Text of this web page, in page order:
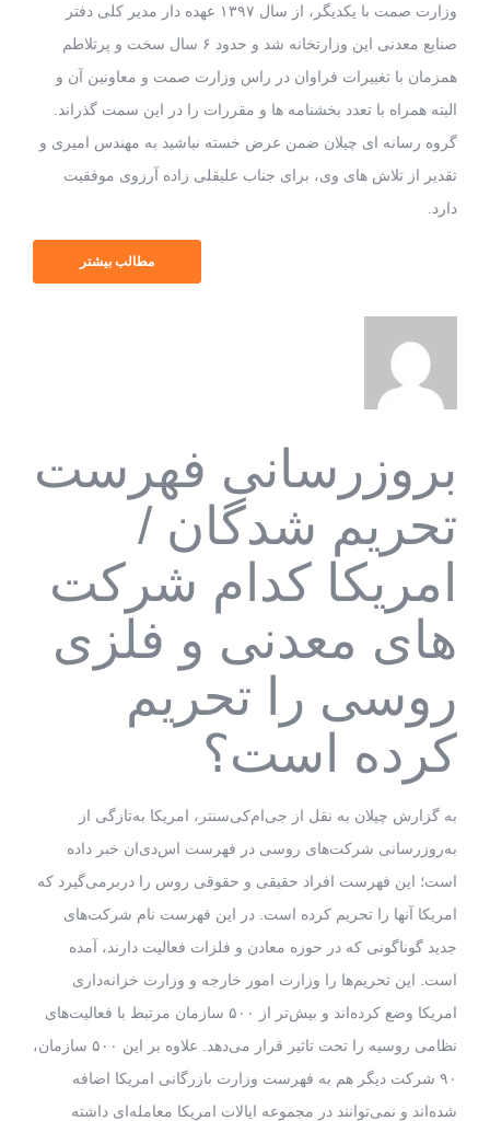
وزارت صمت با یکدیگر، از سال ۱۳۹۷ عهده دار مدیر کلی دفتر
صنایع معدنی این وزارتخانه شد و حدود ۶ سال سخت و پرتلاطم
همزمان با تغییرات فراوان در راس وزارت صمت و معاونین آن و
البته همراه با تعدد بخشنامه ها و مقررات را در این سمت گذراند.
گروه رسانه ای چیلان ضمن عرض خسته نباشید به مهندس امیری و
تقدیر از تلاش های وی، برای جناب علیقلی زاده آرزوی موفقیت
دارد.
مطالب بیشتر
بروزرسانی فهرست
تحریم شدگان /
امریکا کدام شرکت
‌های معدنی و فلزی
روسی را تحریم
کرده است؟
به گزارش چیلان به نقل از جی‌ام‌کی‌سنتر، امریکا به‌تازگی از
به‌روزرسانی شرکت‌های روسی در فهرست اس‌دی‌ان خبر داده
است؛ این فهرست افراد حقیقی و حقوقی روس را دربرمی‌گیرد که
امریکا آنها را تحریم کرده است. در این فهرست نام شرکت‌های
جدید گوناگونی که در حوزه معادن و فلزات فعالیت دارند، آمده
است. این تحریم‌ها را وزارت امور خارجه و وزارت خزانه‌داری
امریکا وضع کرده‌اند و بیش‌تر از ۵۰۰ سازمان مرتبط با فعالیت‌های
نظامی روسیه را تحت تاثیر قرار می‌دهد. علاوه بر این ۵۰۰ سازمان،
۹۰ شرکت دیگر هم به فهرست وزارت بازرگانی امریکا اضافه
شده‌اند و نمی‌توانند در مجموعه ایالات امریکا معامله‌ای داشته